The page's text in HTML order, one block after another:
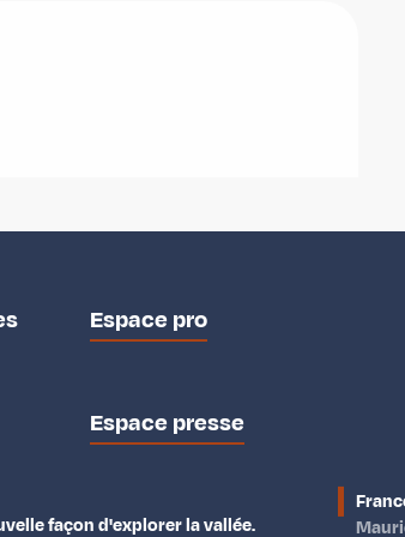
Espace pro
Espace presse
façon d'explorer la vallée.